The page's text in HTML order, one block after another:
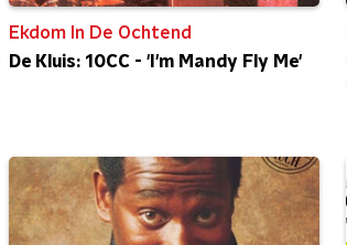
Ekdom In De Ochtend
De Kluis: 10CC - 'I'm Mandy Fly Me'